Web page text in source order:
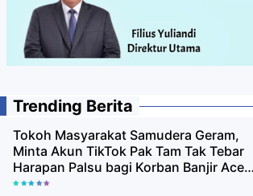
Trending Berita
Tokoh Masyarakat Samudera Geram,
Minta Akun TikTok Pak Tam Tak Tebar
Harapan Palsu bagi Korban Banjir Aceh
Utara